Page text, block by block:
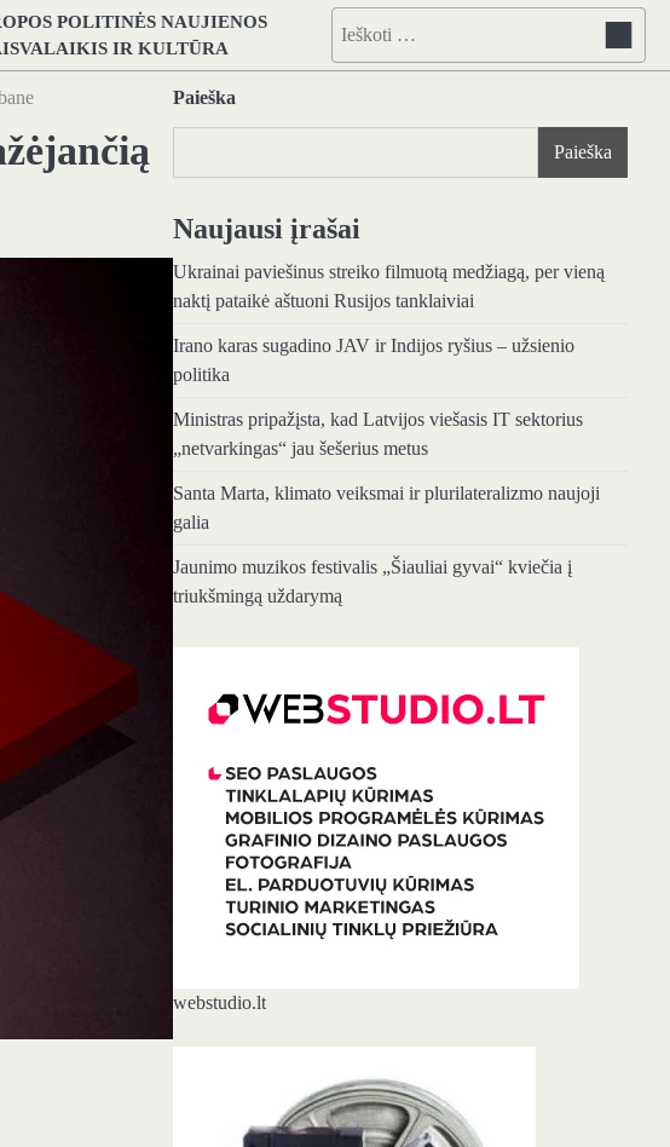
POLITINĖS NAUJIENOS
IR KULTŪRA
Ieškoti:
Paieška
Paieška
Naujausi įrašai
Ukrainai paviešinus streiko filmuotą medžiagą, per vieną
naktį pataikė aštuoni Rusijos tanklaiviai
Irano karas sugadino JAV ir Indijos ryšius – užsienio
politika
Ministras pripažįsta, kad Latvijos viešasis IT sektorius
„netvarkingas“ jau šešerius metus
Santa Marta, klimato veiksmai ir plurilateralizmo naujoji
galia
Jaunimo muzikos festivalis „Šiauliai gyvai“ kviečia į
triukšmingą uždarymą
webstudio.lt